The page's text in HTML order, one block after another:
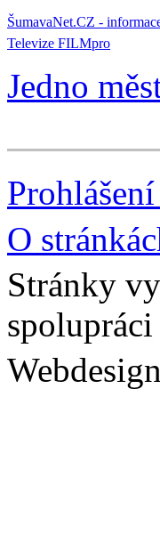
ŠumavaNet.CZ -
Televize FILMpro
Jedno
O
Stránky
spolupráci